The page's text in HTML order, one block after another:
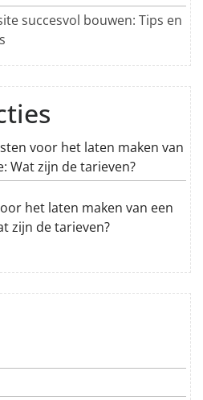
succesvol bouwen: Tips en
voor het laten maken van
Wat zijn de tarieven?
het laten maken van een
zijn de tarieven?